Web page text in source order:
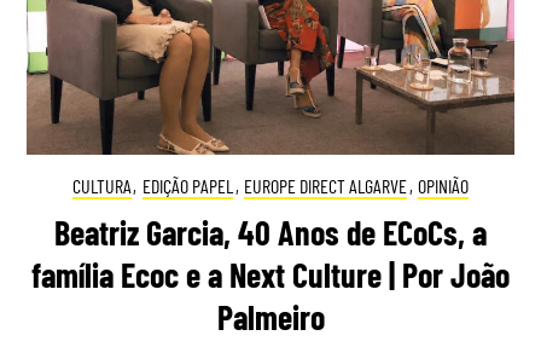
CULTURA, EDIÇÃO PAPEL , EUROPE DIRECT ALGARVE, OPINIÃO
Beatriz Garcia, 40 Anos de ECoCs, a
família Ecoc e a Next Culture | Por João
Palmeiro